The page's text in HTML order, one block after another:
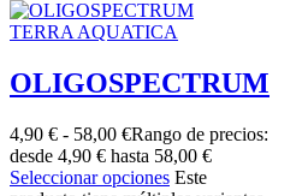
TERRA AQUATICA
OLIGOSPECTRUM
4,90 € - 58,00 €Rango de precios:
desde 4,90 € hasta 58,00 €
Seleccionar opciones Este